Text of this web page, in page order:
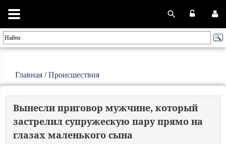
Главная /Происшествия
Вынесли приговор мужчине, который
застрелил супружескую пару прямо на
глазах маленького сына